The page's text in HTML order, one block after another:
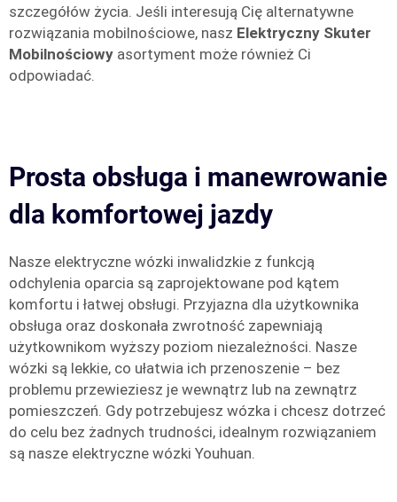
szczegółów życia. Jeśli interesują Cię alternatywne
rozwiązania mobilnościowe, nasz Elektryczny Skuter
Mobilnościowy asortyment może również Ci
odpowiadać.
Prosta obsługa i manewrowanie
dla komfortowej jazdy
Nasze elektryczne wózki inwalidzkie z funkcją
odchylenia oparcia są zaprojektowane pod kątem
komfortu i łatwej obsługi. Przyjazna dla użytkownika
obsługa oraz doskonała zwrotność zapewniają
użytkownikom wyższy poziom niezależności. Nasze
wózki są lekkie, co ułatwia ich przenoszenie – bez
problemu przewieziesz je wewnątrz lub na zewnątrz
pomieszczeń. Gdy potrzebujesz wózka i chcesz dotrzeć
do celu bez żadnych trudności, idealnym rozwiązaniem
są nasze elektryczne wózki Youhuan.